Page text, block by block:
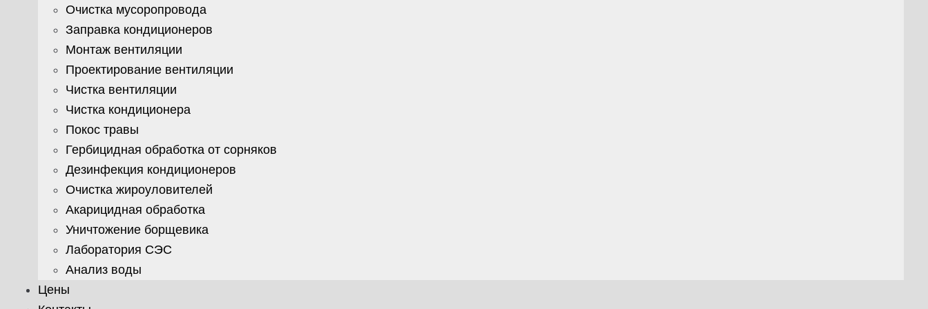
Очистка мусоропровода
Заправка кондиционеров
Монтаж вентиляции
Проектирование вентиляции
Чистка вентиляции
Чистка кондиционера
Покос травы
Гербицидная обработка от сорняков
Дезинфекция кондиционеров
Очистка жироуловителей
Акарицидная обработка
Уничтожение борщевика
Лаборатория СЭС
Анализ воды
Цены